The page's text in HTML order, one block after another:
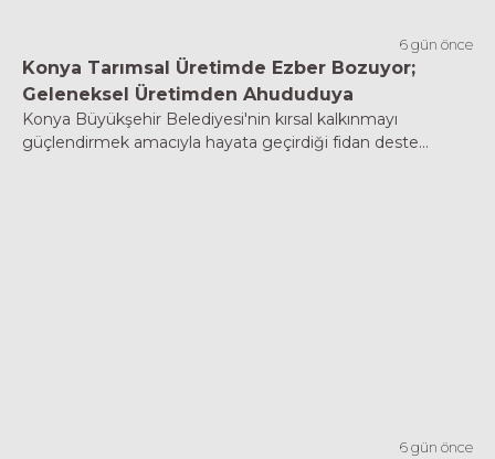
6 gün önce
Konya Tarımsal Üretimde Ezber Bozuyor;
Geleneksel Üretimden Ahududuya
Konya Büyükşehir Belediyesi'nin kırsal kalkınmayı
güçlendirmek amacıyla hayata geçirdiği fidan deste...
6 gün önce